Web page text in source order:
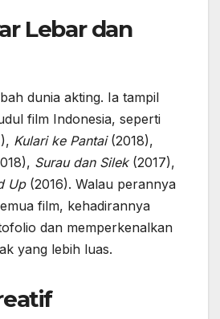
Lebar dan
dunia akting. Ia tampil
film Indonesia, seperti
Kulari ke Pantai(2018),
Surau dan Silek(2017),
Up(2016). Walau perannya
film, kehadirannya
dan memperkenalkan
yang lebih luas.